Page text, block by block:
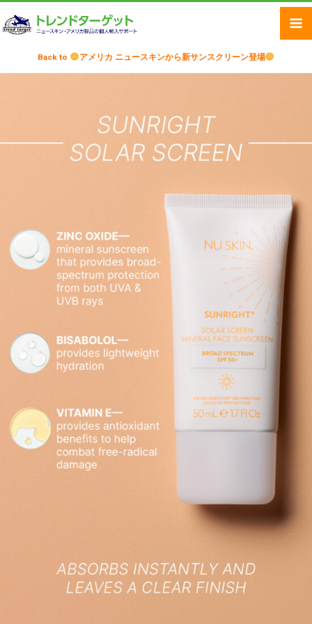
Back to アメリカ ニュースキンから新サンスクリーン登場